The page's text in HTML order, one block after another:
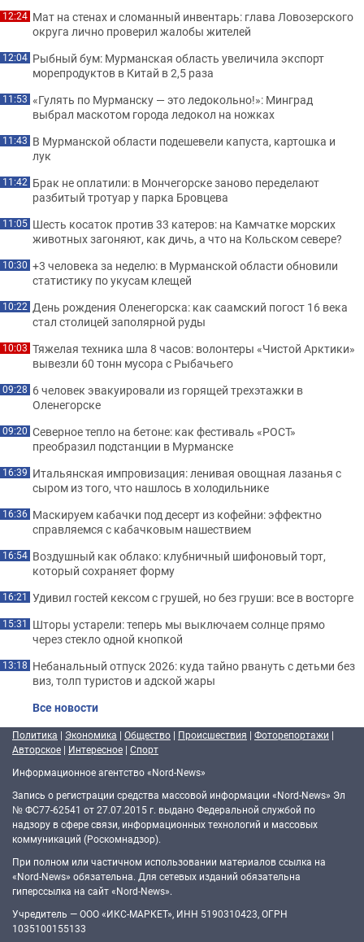
12:24 Мат на стенах и сломанный инвентарь: глава Ловозерского
округа лично проверил жалобы жителей
12:04 Рыбный бум: Мурманская область увеличила экспорт
морепродуктов в Китай в 2,5 раза
11:53 «Гулять по Мурманску — это ледокольно!»: Минград
выбрал маскотом города ледокол на ножках
11:43 В Мурманской области подешевели капуста, картошка и
лук
11:42 Брак не оплатили: в Мончегорске заново переделают
разбитый тротуар у парка Бровцева
11:05 Шесть косаток против 33 катеров: на Камчатке морских
животных загоняют, как дичь, а что на Кольском севере?
10:30 +3 человека за неделю: в Мурманской области обновили
статистику по укусам клещей
10:22 День рождения Оленегорска: как саамский погост 16 века
стал столицей заполярной руды
10:03 Тяжелая техника шла 8 часов: волонтеры «Чистой Арктики»
вывезли 60 тонн мусора с Рыбачьего
09:28 6 человек эвакуировали из горящей трехэтажки в
Оленегорске
09:20 Северное тепло на бетоне: как фестиваль «РОСТ»
преобразил подстанции в Мурманске
16:39 Итальянская импровизация: ленивая овощная лазанья с
сыром из того, что нашлось в холодильнике
16:36 Маскируем кабачки под десерт из кофейни: эффектно
справляемся с кабачковым нашествием
16:54 Воздушный как облако: клубничный шифоновый торт,
который сохраняет форму
16:21 Удивил гостей кексом с грушей, но без груши: все в восторге
15:31 Шторы устарели: теперь мы выключаем солнце прямо
через стекло одной кнопкой
13:18 Небанальный отпуск 2026: куда тайно рвануть с детьми без
виз, толп туристов и адской жары
Все новости
Политика | Экономика | Общество | Происшествия | Фоторепортажи |
Авторское | Интересное | Спорт
Информационное агентство «Nord-News»
Запись о регистрации средства массовой информации «Nord-News» Эл
№ ФС77-62541 от 27.07.2015 г. выдано Федеральной службой по
надзору в сфере связи, информационных технологий и массовых
коммуникаций (Роскомнадзор).
При полном или частичном использовании материалов ссылка на
«Nord-News» обязательна. Для сетевых изданий обязательна
гиперссылка на сайт «Nord-News».
Учредитель — ООО «ИКС-МАРКЕТ», ИНН 5190310423, ОГРН
1035100155133